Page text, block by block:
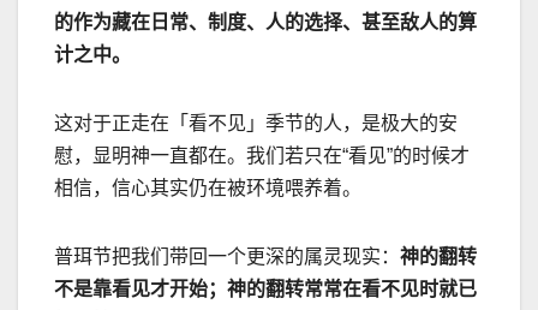
的作为藏在日常、制度、人的选择、甚至敌人的算
计之中。
这对于正走在「看不见」季节的人，是极大的安
慰，显明神一直都在。我们若只在“看见”的时候才
相信，信心其实仍在被环境喂养着。
普珥节把我们带回一个更深的属灵现实： 神的翻转
不是靠看见才开始；神的翻转常常在看不见时就已